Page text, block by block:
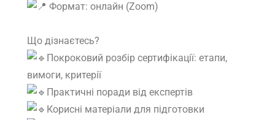
Формат: онлайн (Zoom)
Що дізнаєтесь?
Покроковий розбір сертифікації: етапи,
вимоги, критерії
Практичні поради від експертів
Корисні матеріали для підготовки